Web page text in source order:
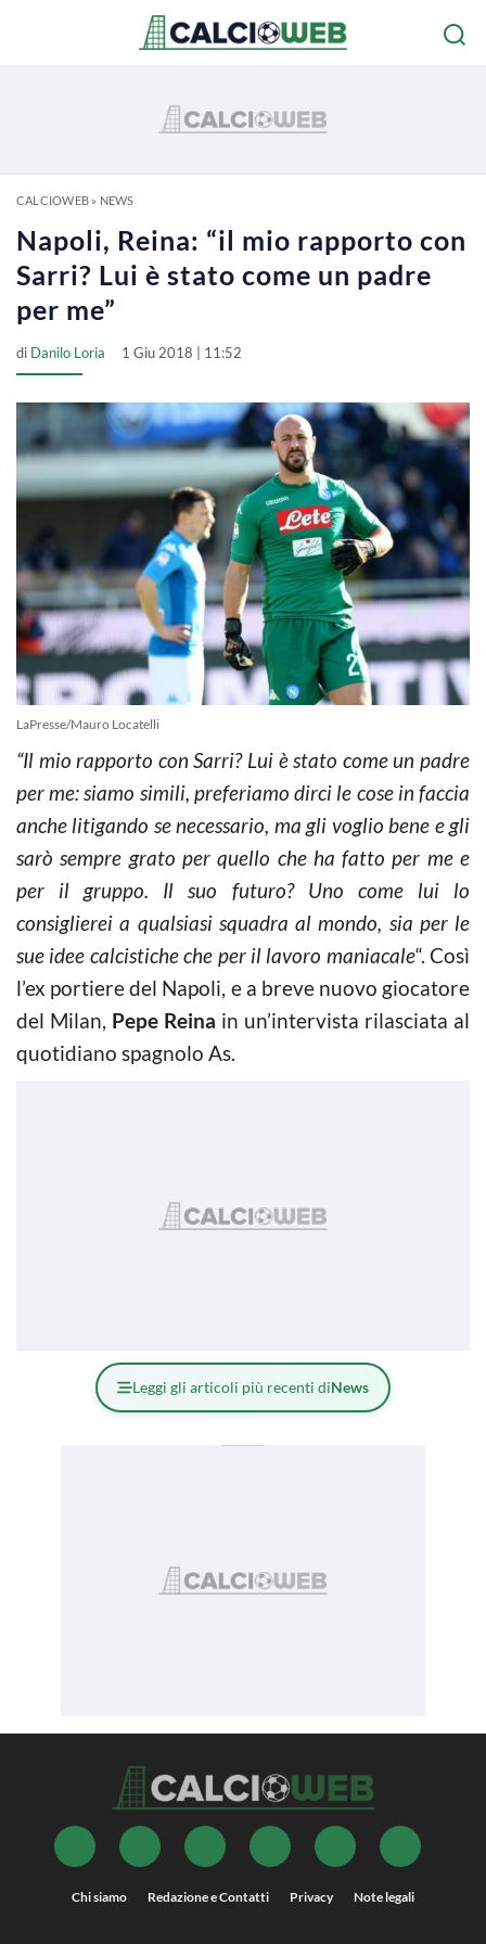
CALCIOWEB» NEWS
Napoli, Reina: “il mio rapporto con
Sarri? Lui è stato come un padre
per me”
di Danilo Loria 1 Giu 2018 | 11:52
LaPresse/Mauro Locatelli
“Il mio rapporto con Sarri? Lui è stato come un padre
per me: siamo simili, preferiamo dirci le cose in faccia
anche litigando se necessario, ma gli voglio bene e gli
sarò sempre grato per quello che ha fatto per me e
per il gruppo. Il suo futuro? Uno come lui lo
consiglierei a qualsiasi squadra al mondo, sia per le
sue idee calcistiche che per il lavoro maniacale“. Così
l’ex portiere del Napoli, e a breve nuovo giocatore
del Milan, Pepe Reina in un’intervista rilasciata al
quotidiano spagnolo As.
Leggi gli articoli più recenti diNews
Chi siamo Redazione e Contatti Privacy Note legali